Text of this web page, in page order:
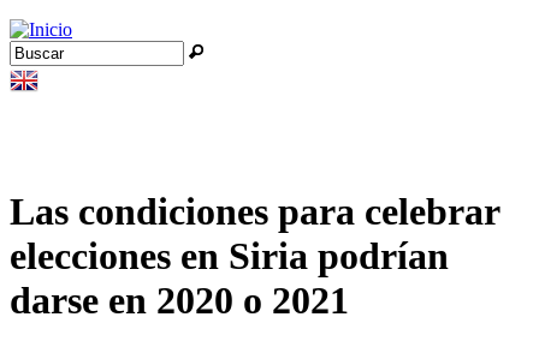
Jump to navigation
Formulario de búsqueda
Buscar
Las condiciones para celebrar
elecciones en Siria podrían
darse en 2020 o 2021